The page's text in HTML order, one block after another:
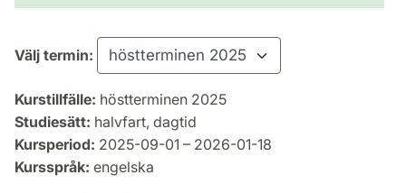
Välj termin:
Kurstillfälle: höstterminen 2025
Studiesätt: halvfart, dagtid
Kursperiod: 2025-09-01 – 2026-01-18
Kursspråk: engelska